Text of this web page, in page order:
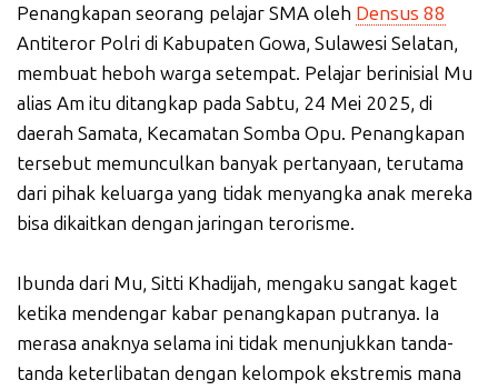
Penangkapan seorang pelajar SMA oleh Densus 88
Antiteror Polri di Kabupaten Gowa, Sulawesi Selatan,
membuat heboh warga setempat. Pelajar berinisial Mu
alias Am itu ditangkap pada Sabtu, 24 Mei 2025, di
daerah Samata, Kecamatan Somba Opu. Penangkapan
tersebut memunculkan banyak pertanyaan, terutama
dari pihak keluarga yang tidak menyangka anak mereka
bisa dikaitkan dengan jaringan terorisme.
Ibunda dari Mu, Sitti Khadijah, mengaku sangat kaget
ketika mendengar kabar penangkapan putranya. Ia
merasa anaknya selama ini tidak menunjukkan tanda-
tanda keterlibatan dengan kelompok ekstremis mana